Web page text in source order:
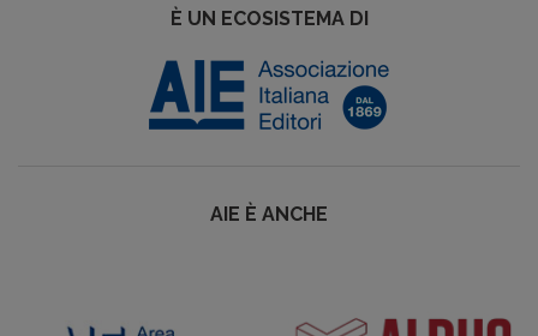
È UN ECOSISTEMA DI
AIE È ANCHE